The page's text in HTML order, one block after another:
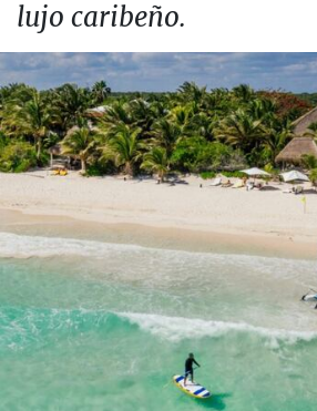
lujo caribeño.